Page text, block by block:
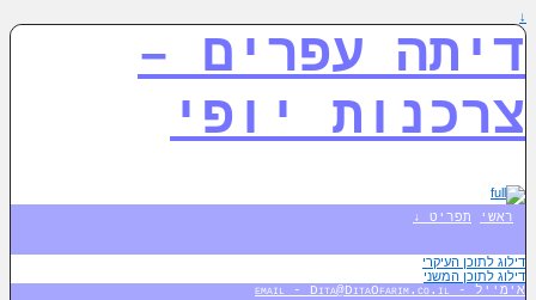
↓
דיתה עפרים –
צרכנות יופי
ראשי תפריט ↓
דילוג לתוכן העיקרי
דילוג לתוכן המשני
אימייל - email - Dita@DitaOfarim.co.il